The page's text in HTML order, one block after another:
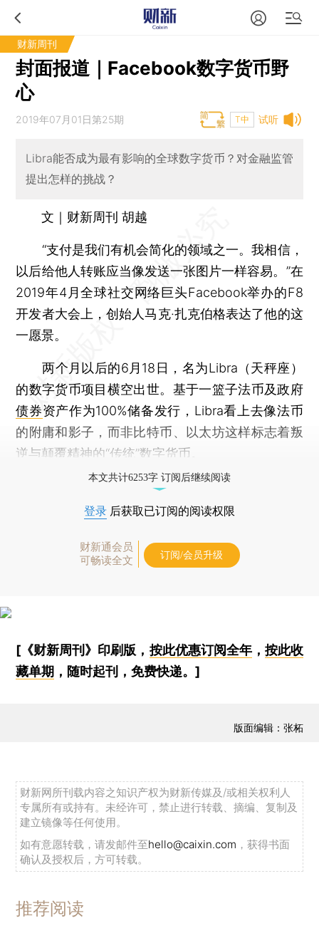
财新周刊
封面报道｜Facebook数字货币野
心
试听
2019年07月01日第25期 T中
Libra能否成为最有影响的全球数字货币？对金融监管
提出怎样的挑战？
文｜财新周刊 胡越
“支付是我们有机会简化的领域之一。我相信，
以后给他人转账应当像发送一张图片一样容易。”在
2019年4月全球社交网络巨头Facebook举办的F8
开发者大会上，创始人马克·扎克伯格表达了他的这
一愿景。
两个月以后的6月18日，名为Libra（天秤座）
的数字货币项目横空出世。基于一篮子法币及政府
债券资产作为100%储备发行，Libra看上去像法币
的附庸和影子，而非比特币、以太坊这样标志着叛
逆与颠覆精神的“传统”数字货币。
本文共计6253字 订阅后继续阅读
登录 后获取已订阅的阅读权限
财新通会员
可畅读全文
订阅/会员升级
[《财新周刊》印刷版， 按此优惠订阅全年， 按此收
藏单期 ，随时起刊，免费快递。]
版面编辑：张柘
财新网所刊载内容之知识产权为财新传媒及/或相关权利人
专属所有或持有。未经许可，禁止进行转载、摘编、复制及
建立镜像等任何使用。
如有意愿转载，请发邮件至hello@caixin.com ，获得书面
确认及授权后，方可转载。
推荐阅读